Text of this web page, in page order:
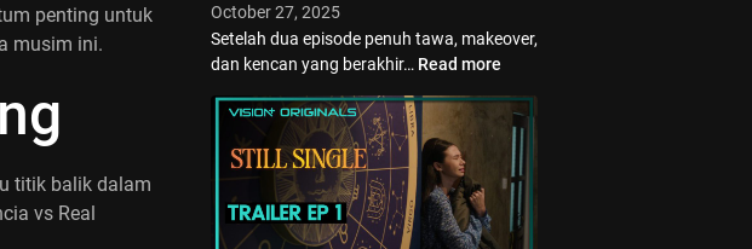
October 27, 2025
Setelah dua episode penuh tawa, makeover,
dan kencan yang berakhir… Read more
penting untuk
musim ini.
titik balik dalam
vs Real